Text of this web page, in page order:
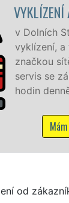
DOLNÍ
okrese
tak pro
služby
Studénkách
od